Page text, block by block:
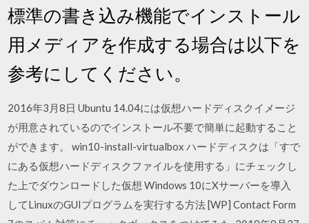
標準の書き込み機能でインストール
用メディアを作成する場合は以下を
参考にしてください。
2016年3月8日 Ubuntu 14.04には仮想ハードディスクイメージ
が用意されているのでインストール不要で簡単に起動すること
ができます。 win10-install-virtualbox ハードディスクは「すで
にある仮想ハードディスクファイルを使用する」にチェックし
た上でダウンロードした仮想 Windows 10にXサーバーを導入
してLinuxのGUIプログラムを実行する方法 [WP] Contact Form